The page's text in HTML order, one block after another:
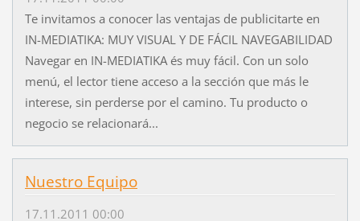
Te invitamos a conocer las ventajas de publicitarte en
IN-MEDIATIKA: MUY VISUAL Y DE FÁCIL NAVEGABILIDAD
Navegar en IN-MEDIATIKA és muy fácil. Con un solo
menú, el lector tiene acceso a la sección que más le
interese, sin perderse por el camino. Tu producto o
negocio se relacionará...
Nuestro Equipo
17.11.2011 00:00